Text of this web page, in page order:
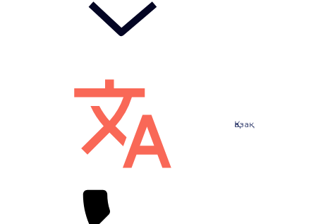
Қазақ